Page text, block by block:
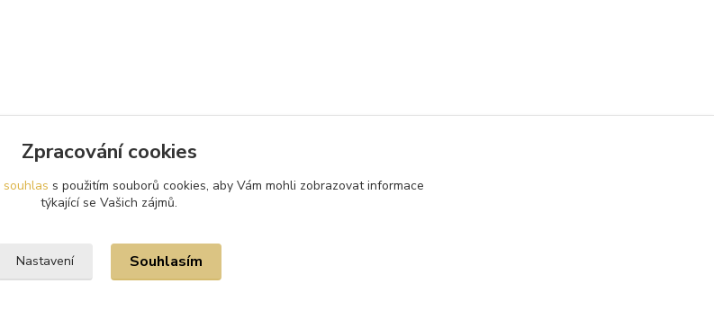
Zpracování cookies
souhlas s použitím souborů cookies, aby Vám mohli zobrazovat informace
týkající se Vašich zájmů.
Nastavení Souhlasím